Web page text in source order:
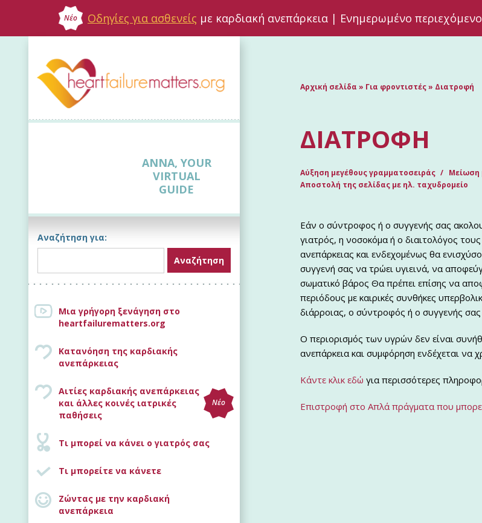
Νέο Οδηγίες για ασθενείς με καρδιακή ανεπάρκεια | Ενημερωμένο
ANNA, YOUR
VIRTUAL
GUIDE
Αναζήτηση για:
Μια γρήγορη ξενάγηση στο
heartfailurematters.org
Κατανόηση της καρδιακής
ανεπάρκειας
Αιτίες καρδιακής ανεπάρκειας
και άλλες κοινές ιατρικές
παθήσεις
Νέο
Τι μπορεί να κάνει ο γιατρός σας
Τι μπορείτε να κάνετε
Ζώντας με την καρδιακή
ανεπάρκεια
Αρχική σελίδα » Για φροντιστές» Διατροφή
ΔΙΑΤΡΟΦΉ
Αύξηση μεγέθους γραμματοσειράς Μείωση
Αποστολή της σελίδας με ηλ. ταχυδρομείο
Εάν ο σύντροφος ή ο συγγενής σας
γιατρός, η νοσοκόμα ή ο διαιτολόγος
ανεπάρκειας και ενδεχομένως θα
συγγενή σας να τρώει υγιεινά, να
σωματικό βάρος Θα πρέπει επίσης να
περιόδους με καιρικές συνθήκες
διάρροιας, ο σύντροφός ή ο συγγενής
Ο περιορισμός των υγρών δεν είναι
ανεπάρκεια και συμφόρηση ενδέχεται να
Κάντε κλικ εδώ για περισσότερες
Επιστροφή στο Απλά πράγματα που